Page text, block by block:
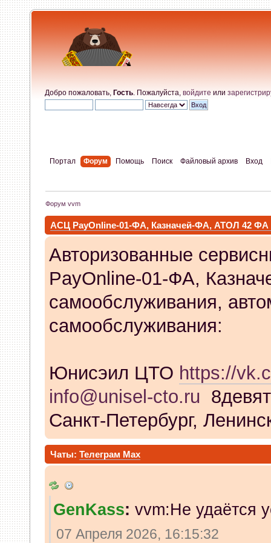
Добро пожаловать, Гость . Пожалуйста, войдите или
Портал Форум Помощь Поиск Файловый архив Вход
Форум vvm
АСЦ PayOnline-01-ФА, Казначей-ФА, АТОЛ 42 ФА
Авторизованные
PayOnline-01-ФА,
самообслуживания,
самообслуживания:
Юнисэил ЦТО https://
info@unisel-cto.ru
Санкт-Петербург,
Чаты:Телеграм Max
GenKass: vvm:Не удаётся
07 Апреля 2026, 16:15:32